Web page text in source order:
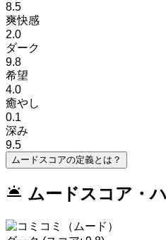
8.5
爽快感
2.0
ダーク
9.8
希望
4.0
癒やし
0.1
深み
9.5
ムードスコアの定義とは？
wb_twilight ムードスコア・